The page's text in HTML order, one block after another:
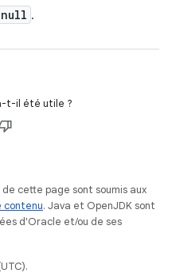
null .
t-il été utile ?
cette page sont soumis aux
contenu. Java et OpenJDK sont
d'Oracle et/ou de ses